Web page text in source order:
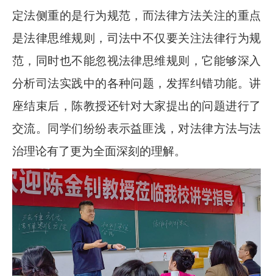
定法侧重的是行为规范，而法律方法关注的重点
是法律思维规则，司法中不仅要关注法律行为规
范，同时也不能忽视法律思维规则，它能够深入
分析司法实践中的各种问题，发挥纠错功能。讲
座结束后，陈教授还针对大家提出的问题进行了
交流。同学们纷纷表示益匪浅，对法律方法与法
治理论有了更为全面深刻的理解。